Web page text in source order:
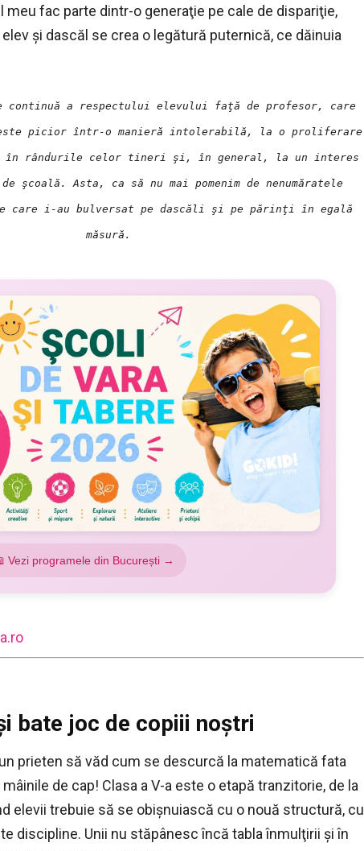
meu fac parte dintr-o generaţie pe cale de dispariţie,
şi dascăl se crea o legătură puternică, ce dăinuia
continuă a respectului elevului faţă de profesor, care
picior într-o manieră intolerabilă, la o proliferare
în rândurile celor tineri şi, în general, la un interes
şcoală. Asta, ca să nu mai pomenim de nenumăratele
care i-au bulversat pe dascăli şi pe părinţi în egală
măsură.
Vezi programele din București →
bate joc de copiii noştri
prieten să văd cum se descurcă la matematică fata
de cap! Clasa a V-a este o etapă tranzitorie, de la
elevii trebuie să se obişnuiască cu o nouă structură, cu
discipline. Unii nu stăpânesc încă tabla înmulţirii şi în